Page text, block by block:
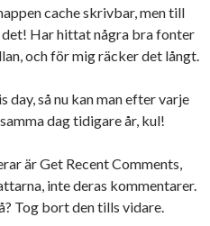
cache skrivbar, men till
Har hittat några bra fonter
och för mig räcker det långt.
day, så nu kan man efter varje
dag tidigare år, kul!
är Get Recent Comments,
inte deras kommentarer.
Tog bort den tills vidare.